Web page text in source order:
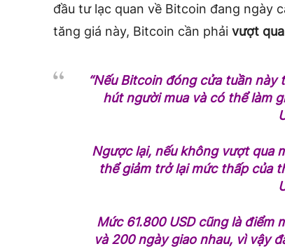
đầu tư lạc quan về Bitcoin đang ngày
tăng giá này, Bitcoin cần phải vượt
“Nếu Bitcoin đóng cửa tuần này
hút người mua và có thể làm
Ngược lại, nếu không vượt qua
thể giảm trở lại mức thấp của
Mức 61.800 USD cũng là điểm
và 200 ngày giao nhau, vì vậy